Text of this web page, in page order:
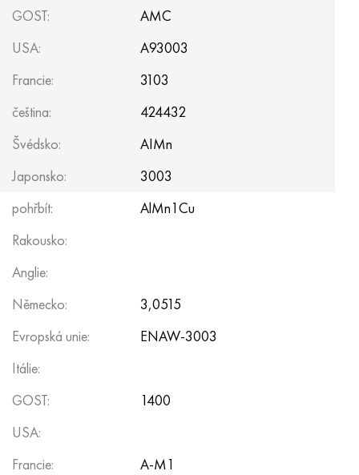
GOST:
AMC
USA:
A93003
Francie:
3103
čeština:
424432
Švédsko:
AIMn
Japonsko:
3003
pohřbít:
AlMn1Cu
Rakousko:
Anglie:
Německo:
3,0515
Evropská unie:
ENAW-3003
Itálie:
GOST:
1400
USA:
Francie:
A-M1